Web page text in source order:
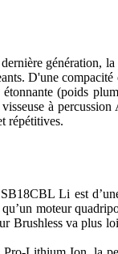
génération,
D'une
(poids
visseuse à
répétitives.
Li est
moteur
Brushless va plus